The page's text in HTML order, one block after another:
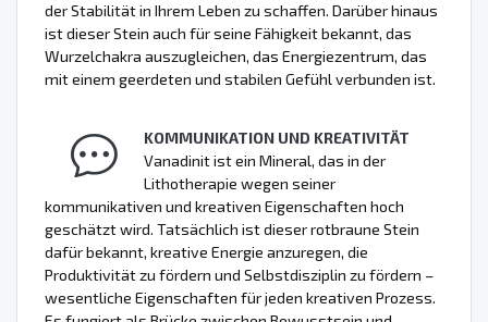
der Stabilität in Ihrem Leben zu schaffen. Darüber hinaus
ist dieser Stein auch für seine Fähigkeit bekannt, das
Wurzelchakra auszugleichen, das Energiezentrum, das
mit einem geerdeten und stabilen Gefühl verbunden ist.
KOMMUNIKATION UND KREATIVITÄT
Vanadinit ist ein Mineral, das in der
Lithotherapie wegen seiner
kommunikativen und kreativen Eigenschaften hoch
geschätzt wird. Tatsächlich ist dieser rotbraune Stein
dafür bekannt, kreative Energie anzuregen, die
Produktivität zu fördern und Selbstdisziplin zu fördern –
wesentliche Eigenschaften für jeden kreativen Prozess.